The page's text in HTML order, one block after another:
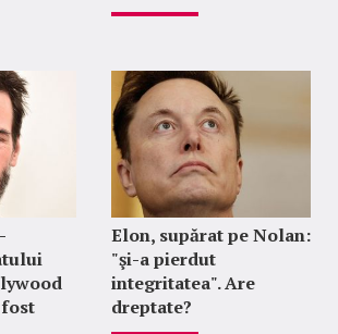
fost
Elon, supărat pe Nolan:
"şi-a pierdut
integritatea". Are
dreptate?